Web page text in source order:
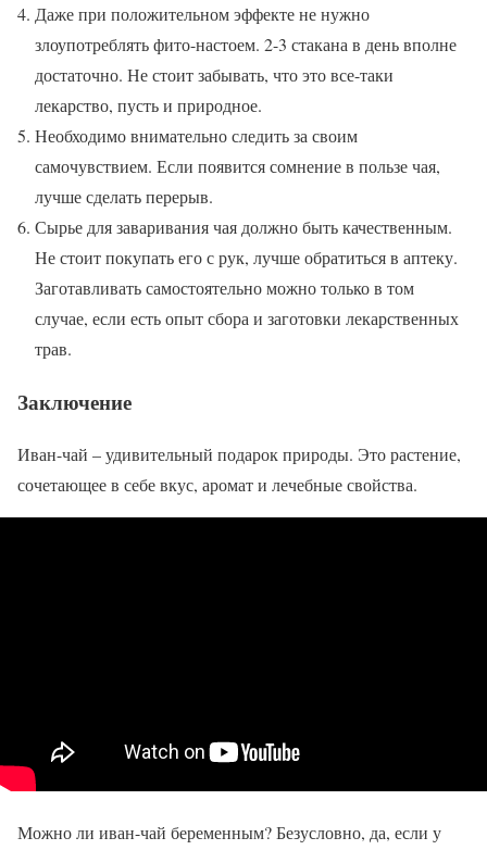
Даже при положительном эффекте не нужно
злоупотреблять фито-настоем. 2-3 стакана в день вполне
достаточно. Не стоит забывать, что это все-таки
лекарство, пусть и природное.
Необходимо внимательно следить за своим
самочувствием. Если появится сомнение в пользе чая,
лучше сделать перерыв.
Сырье для заваривания чая должно быть качественным.
Не стоит покупать его с рук, лучше обратиться в аптеку.
Заготавливать самостоятельно можно только в том
случае, если есть опыт сбора и заготовки лекарственных
трав.
Заключение
Иван-чай – удивительный подарок природы. Это растение,
сочетающее в себе вкус, аромат и лечебные свойства.
Можно ли иван-чай беременным? Безусловно, да, если у